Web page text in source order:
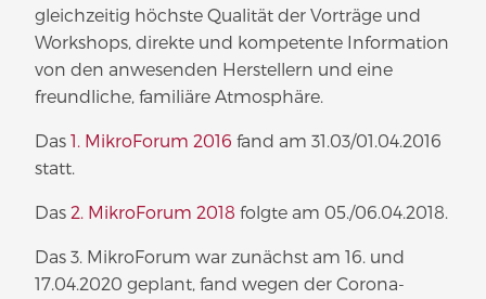
gleichzeitig höchste Qualität der Vorträge und
Workshops, direkte und kompetente Information
von den anwesenden Herstellern und eine
freundliche, familiäre Atmosphäre.
Das 1. MikroForum 2016 fand am 31.03/01.04.2016
statt.
Das 2. MikroForum 2018 folgte am 05./06.04.2018.
Das 3. MikroForum war zunächst am 16. und
17.04.2020 geplant, fand wegen der Corona-